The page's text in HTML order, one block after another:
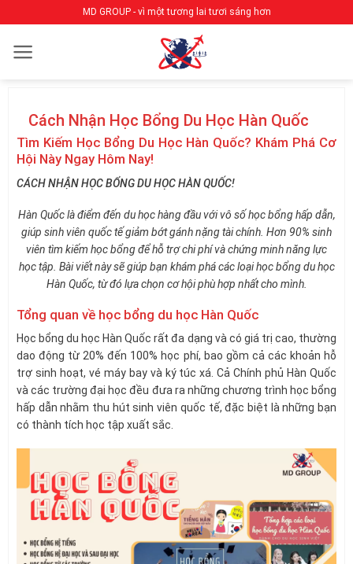
qua
nội
MD GROUP - vì một tương lai tươi sáng hơn
Cách Nhận Học Bổng Du Học Hàn Quốc
Tìm Kiếm Học Bổng Du Học Hàn Quốc? Khám Phá Cơ
Hội Này Ngay Hôm Nay!
CÁCH NHẬN HỌC BỔNG DU HỌC HÀN QUỐC!
Hàn Quốc là điểm đến du học hàng đầu với vô số học bổng hấp dẫn,
giúp sinh viên quốc tế giảm bớt gánh nặng tài chính. Hơn 90% sinh
viên tìm kiếm học bổng để hỗ trợ chi phí và chứng minh năng lực
học tập. Bài viết này sẽ giúp bạn khám phá các loại học bổng du học
Hàn Quốc, từ đó lựa chọn cơ hội phù hợp nhất cho mình.
Tổng quan về học bổng du học Hàn Quốc
Học bổng du học Hàn Quốc rất đa dạng và có giá trị cao, thường
dao động từ 20% đến 100% học phí, bao gồm cả các khoản hỗ
trợ sinh hoạt, vé máy bay và ký túc xá. Cả Chính phủ Hàn Quốc
và các trường đại học đều đưa ra những chương trình học bổng
hấp dẫn nhằm thu hút sinh viên quốc tế, đặc biệt là những bạn
có thành tích học tập xuất sắc.